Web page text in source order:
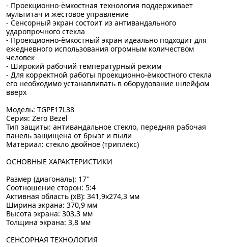
- Проекционно-ёмкостная технология поддерживает
мультитач и жестовое управление
- Сенсорный экран состоит из антивандального
ударопрочного стекла
- Проекционно-ёмкостный экран идеально подходит для
ежедневного использования огромным количеством
человек
- Широкий рабочий температурный режим
- Для корректной работы проекционно-ёмкостного стекла
его необходимо устанавливать в оборудование шлейфом
вверх
Модель: TGPE17L38
Серия: Zero Bezel
Тип защиты: антивандальное стекло, передняя рабочая
панель защищена от брызг и пыли
Материал: стекло двойное (триплекс)
ОСНОВНЫЕ ХАРАКТЕРИСТИКИ
Размер (диагональ): 17''
Соотношение сторон: 5:4
Активная область (xВ): 341,9x274,3 мм
Ширина экрана: 370,9 мм
Высота экрана: 303,3 мм
Толщина экрана: 3,8 мм
СЕНСОРНАЯ ТЕХНОЛОГИЯ